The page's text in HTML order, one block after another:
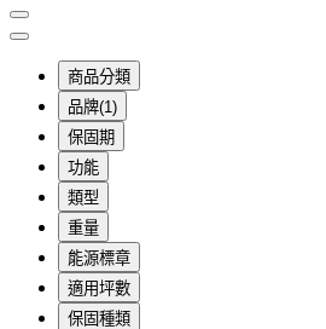
商品分類
品牌(1)
保固期
功能
類型
重量
能源標章
適用坪數
保固種類